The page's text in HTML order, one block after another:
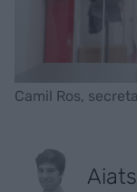
Camil Ros,